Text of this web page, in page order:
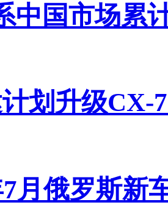
中国市场累
划升级CX-
7月俄罗斯新